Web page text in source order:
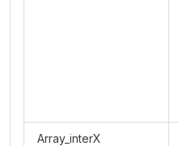
Array_interX